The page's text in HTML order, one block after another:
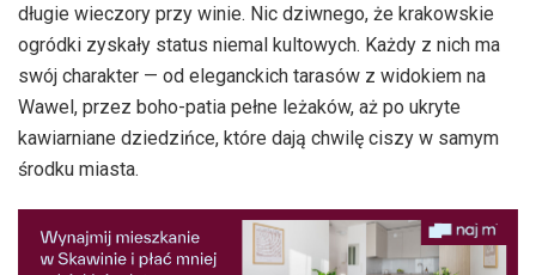
długie wieczory przy winie. Nic dziwnego, że krakowskie
ogródki zyskały status niemal kultowych. Każdy z nich ma
swój charakter — od eleganckich tarasów z widokiem na
Wawel, przez boho-patia pełne leżaków, aż po ukryte
kawiarniane dziedzińce, które dają chwilę ciszy w samym
środku miasta.